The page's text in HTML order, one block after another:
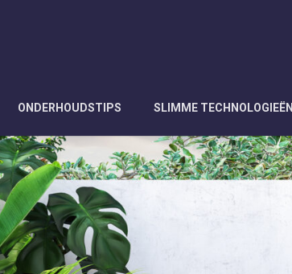
ONDERHOUDSTIPS SLIMME TECHNOLOGIEËN